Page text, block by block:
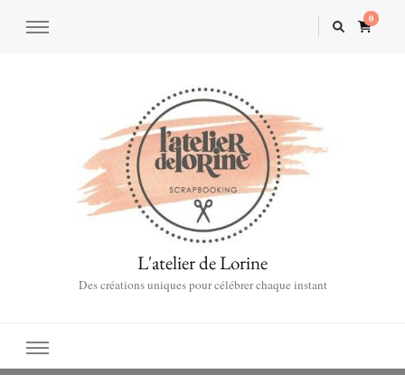
0
L'atelier de Lorine
Des créations uniques pour célébrer chaque instant